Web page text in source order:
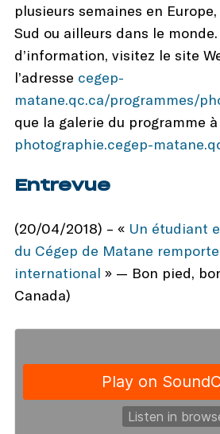
plusieurs semaines en
Sud ou ailleurs dans le
d’information, visitez le site
l’adresse cegep-
matane.qc.ca/programmes/
que la galerie du programme à
photographie.cegep-
Entrevue
(20/04/2018) – « Un étudiant
du Cégep de Matane
international » — Bon pied,
Canada)